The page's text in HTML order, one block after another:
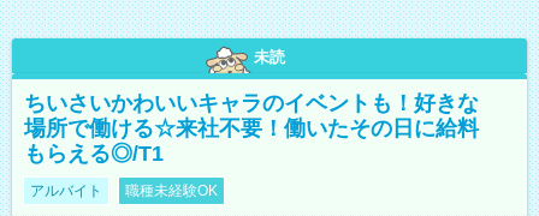
未読
ちいさいかわいいキャラのイベントも！好きな
場所で働ける☆来社不要！働いたその日に給料
もらえる◎/T1
アルバイト 職種未経験OK